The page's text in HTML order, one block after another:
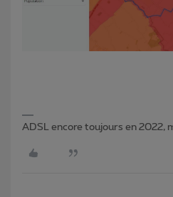
ADSL encore toujours en 2022,